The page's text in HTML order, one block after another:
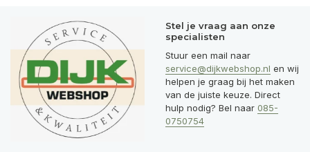
Stel je vraag aan onze
specialisten
Stuur een mail naar
service@dijkwebshop.nl en wij
helpen je graag bij het maken
van de juiste keuze. Direct
hulp nodig? Bel naar 085-
0750754